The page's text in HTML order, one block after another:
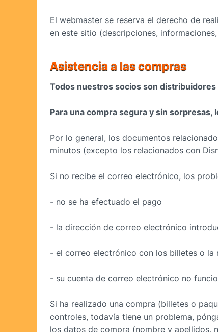
El webmaster se reserva el derecho de
en este sitio (descripciones,
Asistencia a las compras
Todos nuestros socios son
Para una compra segura y sin
Por lo general, los documentos
minutos (excepto los relacionados con
Si no recibe el correo electrónico, los
- no se ha efectuado el pago
- la dirección de correo electrónico
- el correo electrónico con los billetes o la
- su cuenta de correo electrónico no
Si ha realizado una compra (billetes o
controles, todavía tiene un problema,
los datos de compra (nombre y apellidos,